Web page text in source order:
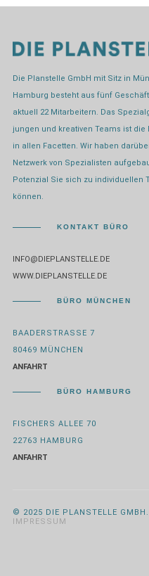
Die Planstelle GmbH mit Sitz in
Hamburg besteht aus fünf
aktuell 22 Mitarbeitern. Das
jungen und kreativen Teams ist die
in allen Facetten. Wir haben
Netzwerk von Spezialisten
Potenzial Sie sich zu individuellen
können.
KONTAKT BÜRO
INFO@DIEPLANSTELLE.DE
WWW.DIEPLANSTELLE.DE
BÜRO MÜNCHEN
BAADERSTRASSE 7
80469 MÜNCHEN
ANFAHRT
BÜRO HAMBURG
FISCHERS ALLEE 70
22763 HAMBURG
ANFAHRT
© 2025 DIE PLANSTELLE GMBH.
IMPRESSUM